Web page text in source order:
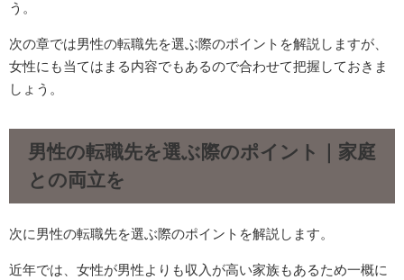
う。
次の章では男性の転職先を選ぶ際のポイントを解説しますが、
女性にも当てはまる内容でもあるので合わせて把握しておきま
しょう。
男性の転職先を選ぶ際のポイント｜家庭
との両立を
次に男性の転職先を選ぶ際のポイントを解説します。
近年では、女性が男性よりも収入が高い家族もあるため一概に